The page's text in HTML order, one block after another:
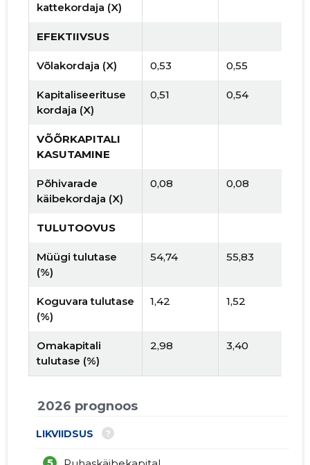
kattekordaja (X)
EFEKTIIVSUS
Võlakordaja (X) 0,53 0,55
Kapitaliseerituse
kordaja (X)
0,51 0,54
VÕÕRKAPITALI
KASUTAMINE
Põhivarade
käibekordaja (X)
0,08 0,08
TULUTOOVUS
Müügi tulutase
(%)
54,74 55,83
Koguvara tulutase
(%)
1,42 1,52
Omakapitali
tulutase (%)
2,98 3,40
2026 prognoos
LIKVIIDSUS ?